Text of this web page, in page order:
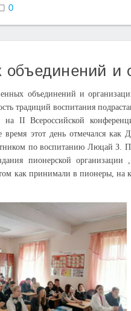
0
и
объединений и
традиций воспитания
II Всероссийской
этот день отмечался как
по воспитанию Люцай З.
пионерской
как принимали в пионеры, на